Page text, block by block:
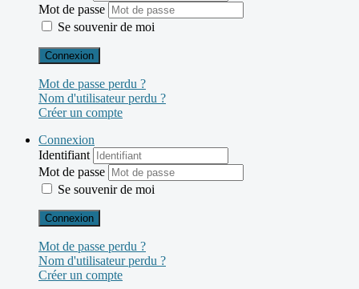
Mot de passe
Se souvenir de moi
Connexion
Mot de passe perdu ?
Nom d'utilisateur perdu ?
Créer un compte
Connexion
Identifiant
Mot de passe
Se souvenir de moi
Connexion
Mot de passe perdu ?
Nom d'utilisateur perdu ?
Créer un compte